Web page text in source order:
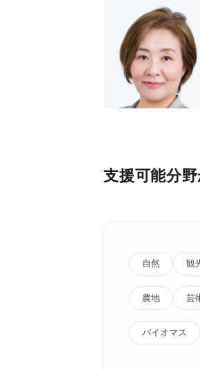
支援可能分
自然 観
農地 芸
バイオマス